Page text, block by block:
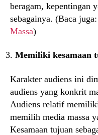
beragam, kepentingan
sebagainya. (Baca juga:
Massa)
Memiliki kesamaan
Karakter audiens ini
audiens yang konkrit
Audiens relatif
memilih media massa
Kesamaan tujuan